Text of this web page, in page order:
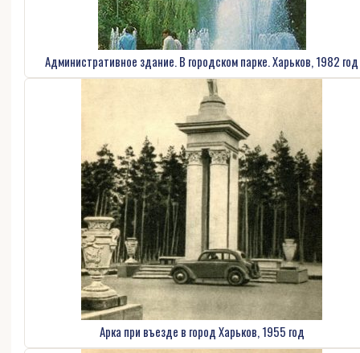
Административное здание. В городском парке. Харьков, 1982 год
Арка при въезде в город Харьков, 1955 год